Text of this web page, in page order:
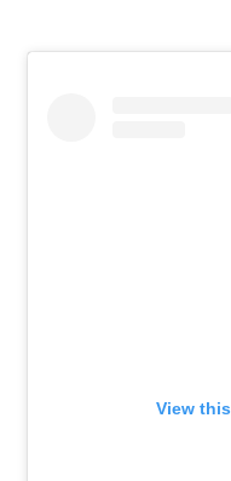
View